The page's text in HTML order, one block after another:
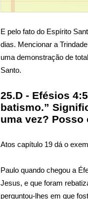
E pelo fato do Espírito
dias. Mencionar a
uma demonstração de
Santo.
25.D - Efésios
batismo.”
uma vez? Posso
Atos capítulo 19 dá o
Paulo quando chegou a
Jesus, e que foram
perguntou-lhes em que